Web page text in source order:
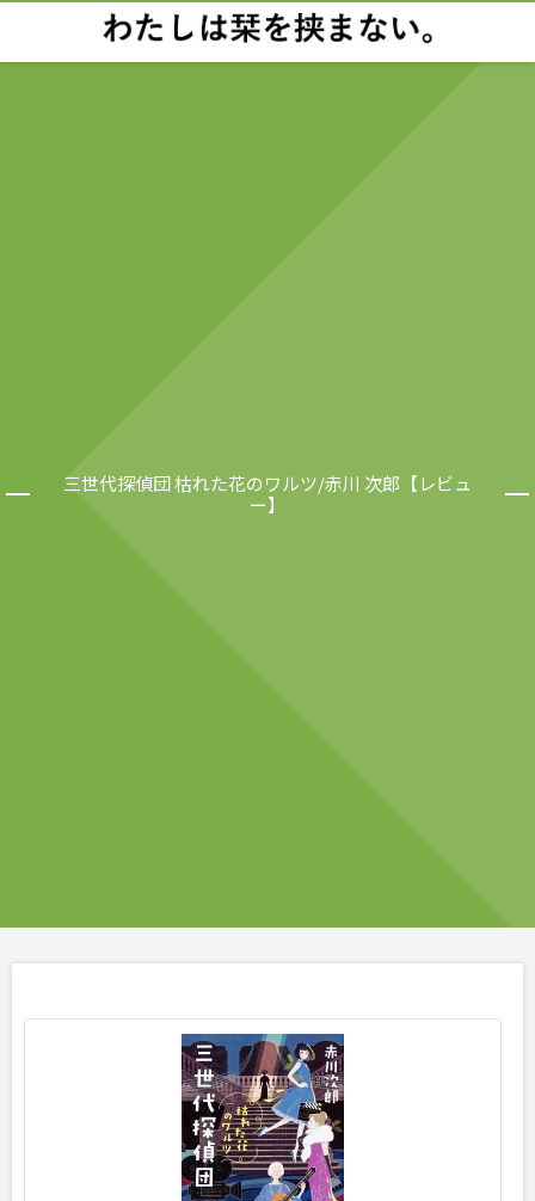
三世代探偵団 枯れた花のワルツ/赤川 次郎【レビュ
ー】